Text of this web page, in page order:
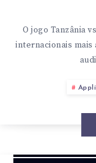
O jogo Tanzânia
internacionais mais